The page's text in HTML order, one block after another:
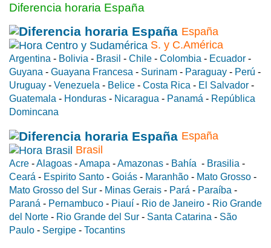
Diferencia horaria España
España
S. y C.América
Argentina - Bolivia - Brasil - Chile - Colombia - Ecuador -
Guyana - Guayana Francesa - Surinam - Paraguay - Perú -
Uruguay - Venezuela - Belice - Costa Rica - El Salvador -
Guatemala - Honduras - Nicaragua - Panamá - República
Domincana
España
Brasil
Acre -Alagoas -Amapa -Amazonas - Bahía - Brasilia -
Ceará - Espirito Santo - Goiás - Maranhão - Mato Grosso -
Mato Grosso del Sur - Minas Gerais - Pará - Paraíba -
Paraná - Pernambuco - Piauí - Rio de Janeiro - Rio Grande
del Norte - Rio Grande del Sur - Santa Catarina - São
Paulo - Sergipe - Tocantins